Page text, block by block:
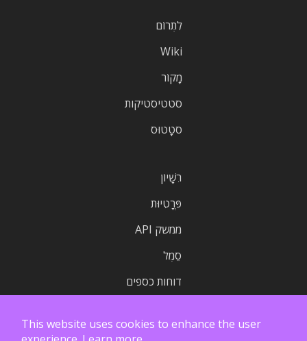
לִתְרוֹם
Wiki
מָקוֹר
סטטיסטיקות
סטָטוּס
רִשָׁיוֹן
פְּרָטִיוּת
ממשק API
סֵמֶל
דוחות כספים
This website uses cookies to enhance the user